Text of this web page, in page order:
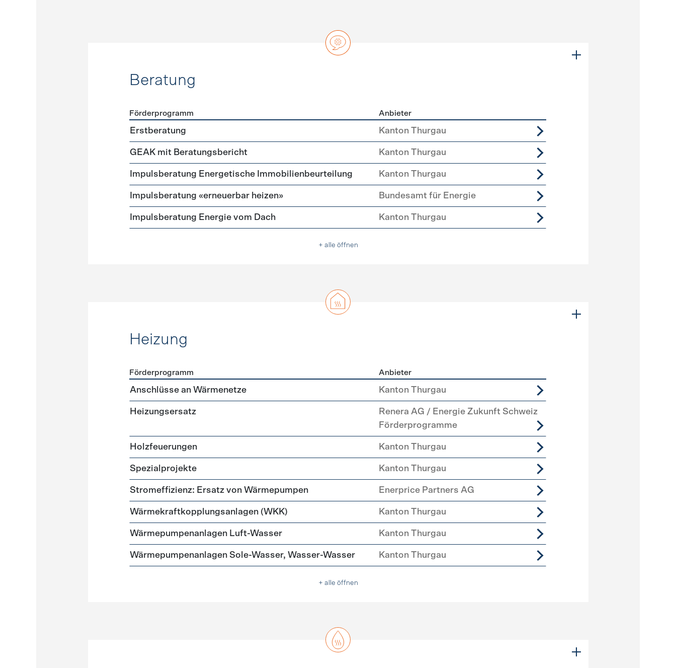
Beratung
Förderprogramme
Förderprogramm Anbieter
Erstberatung Kanton Thurgau
GEAK mit Beratungsbericht Kanton Thurgau
Impuls­beratung Energetische Immobilien­beurteilung Kanton Thurgau
Impulsberatung «erneuerbar heizen» Bundesamt für Energie
Impulsberatung Energie vom Dach Kanton Thurgau
+ alle öffnen
Heizung
Förderprogramme Heizung
Förderprogramm Anbieter
Anschlüsse an Wärmenetze Kanton Thurgau
Heizungsersatz
Renera AG / Energie Zukunft Schweiz
Förderprogramme
Holzfeuerungen Kanton Thurgau
Spezialprojekte Kanton Thurgau
Stromeffizienz: Ersatz von Wärmepumpen Enerprice Partners AG
Wärmekraftkopplungsanlagen (WKK) Kanton Thurgau
Wärmepumpenanlagen Luft-Wasser Kanton Thurgau
Wärmepumpenanlagen Sole-Wasser, Wasser-Wasser Kanton Thurgau
+ alle öffnen